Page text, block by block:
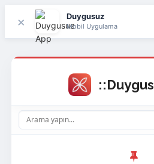
× Duygusuz
Mobil Uygulama